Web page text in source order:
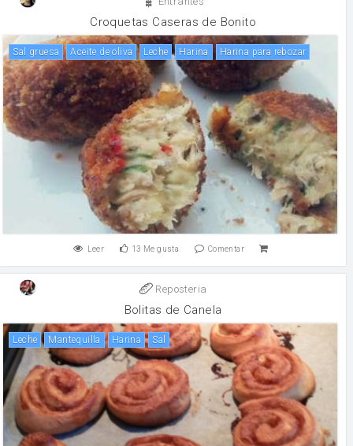
Croquetas Caseras de Bonito
Sal gruesa aceite de oliva leche harina Harina para rebozar
Leer 13 Me gusta Comentar
Reposteria
Bolitas de Canela
leche mantequilla harina sal